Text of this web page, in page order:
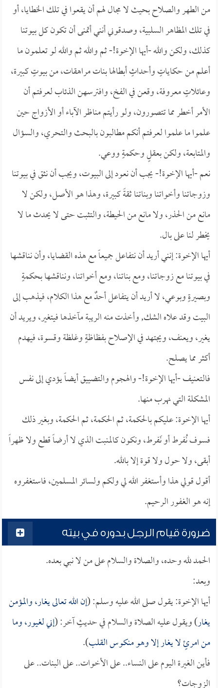
من الطهر والصلاح بحيث لا مجال لهم أن يقعوا في تلك الخطايا، أو
في تلك المظاهر السلبية، وصدقوني أنني أتمنى أن تكون كل بيوتنا
كذلك، ولكن والله -أيها الإخوة!- ثم والله ثم والله لو تعلمون ما
أعلم من حكاياتٍ وأحداثٍ أبطالها بنات مراهقات، من بيوتٍ كبيرة،
وعائلاتٍ معروفة، وقعن في الفخ، وافترسهن الذئاب لعرفتم أن
الأمر أخطر مما تتصورون، ولو رأيتم مناظر الآباء أو الأزواج حين
علموا ما علموا لعرفتم أنكم مطالبون بالبحث والتحري، والسؤال
والمتابعة، ولكن بعقلٍ وحكمةٍ ووعي.
نعم -أيها الإخوة!- يجب أن نعود إلى البيوت، ويجب أن نثق في بيوتنا
وزوجاتنا وأخواتنا وبناتنا ثقةً كبيرة، وهذا هو الأصل، ولكن لا
مانع من الحذر، ولا مانع من الحيطة، والتثبت حتى لا يحدث ما لا
يخطر لنا على بال.
أيها الإخوة: إنني أريد أن نتفاعل جميعاً مع هذه القضايا، وأن نناقشها
في بيوتنا مع زوجاتنا، ومع بناتنا، ومع أخواتنا، ونناقشها بحكمةٍ
وبصيرةٍ وبوعي، لا أريد أن يتفاعل أحدٌ مع هذا الكلام، فيذهب إلى
البيت وقد علاه الشك, وأخذت منه الريبة مآخذها فيتغير، ويريد أن
يغير، ويعنف، ويجتهد في الإصلاح بفظاظةٍ وغلظة وقسوة، فيهدم
أكثر مما يصلح.
فالتعنيف -أيها الإخوة!- والهجوم والتضييق أيضاً يؤدي إلى نفس
المشكلة التي نهرب منها.
أيها الإخوة: عليكم بالحكمة، ثم الحكمة، ثم الحكمة، وبغير ذلك
فسوف نُفرط أو نَفرط، ونكون كالمنبت الذي لا أرضاً قطع ولا ظهراً
أبقى، ولا حول ولا قوة إلا بالله.
أقول قولي هذا وأستغفر الله لي ولكم ولسائر المسلمين، فاستغفروه
إنه هو الغفور الرحيم.
ضرورة قيام الرجل بدوره في بيته
الحمد لله وحده، والصلاة والسلام على من لا نبي بعده.
وبعد:
أيها الإخوة: يقول صلى الله عليه وسلم: (إن الله تعالى يغار، والمؤمن
يغار) ويقول عليه الصلاة والسلام في حديثٍ آخر: (إني لغيور، وما
من امرئٍ لا يغار إلا وهو منكوس القلب).
فأين الغيرة اليوم على النساء.. على الأخوات.. على البنات.. على